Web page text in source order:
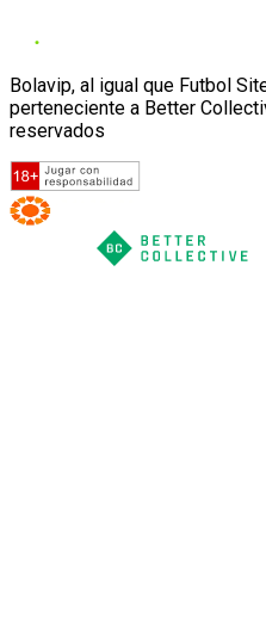
Bolavip, al igual que Futbol
perteneciente a Better
reservados